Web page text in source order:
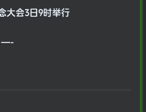
大会3日9时举行
—-